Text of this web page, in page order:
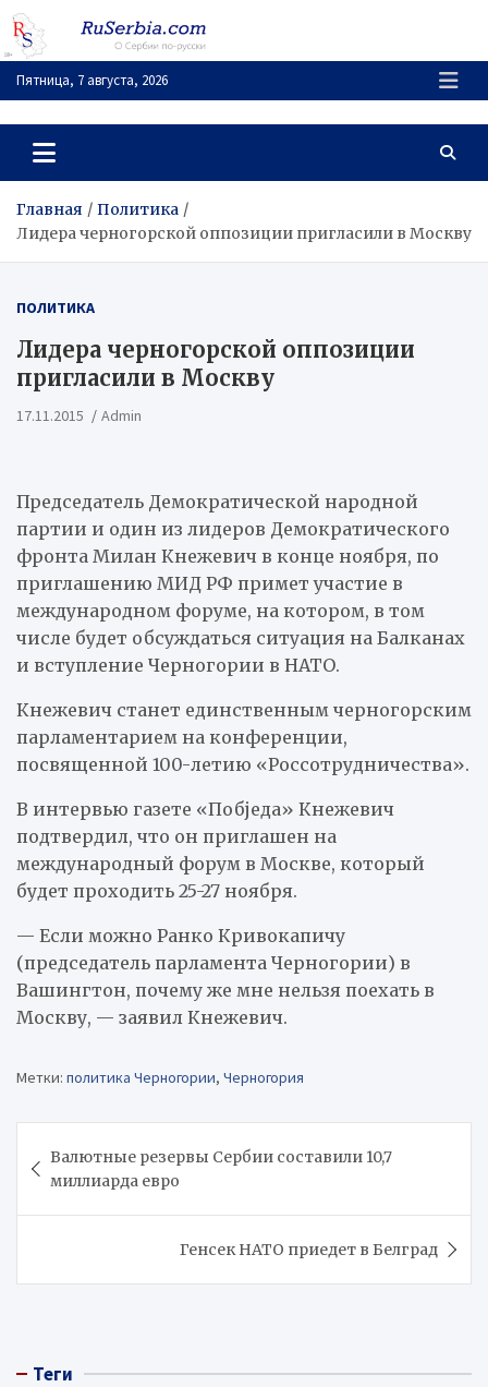
Перейти
содержимому
Пятница, 7 августа, 2026
RuSerbia.com
О Сербии – по-русски
Главная
Политика
Лидера черногорской оппозиции пригласили в Москву
ПОЛИТИКА
Лидера черногорской оппозиции
пригласили в Москву
17.11.2015 Admin
Председатель Демократической народной
партии и один из лидеров Демократического
фронта Милан Кнежевич в конце ноября, по
приглашению МИД РФ примет участие в
международном форуме, на котором, в том
числе будет обсуждаться ситуация на Балканах
и вступление Черногории в НАТО.
Кнежевич станет единственным черногорским
парламентарием на конференции,
посвященной 100-летию «Россотрудничества».
В интервью газете «Побjеда» Кнежевич
подтвердил, что он приглашен на
международный форум в Москве, который
будет проходить 25-27 ноября.
— Если можно Ранко Кривокапичу
(председатель парламента Черногории) в
Вашингтон, почему же мне нельзя поехать в
Москву, — заявил Кнежевич.
Метки: политика Черногории, Черногория
по
записям
Валютные резервы Сербии составили 10,7
миллиарда евро
Генсек НАТО приедет в Белград
Теги